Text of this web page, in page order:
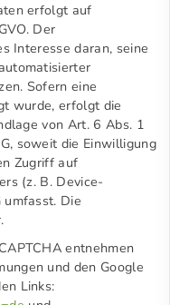
erfolgt auf
Der
Interesse daran, seine
Sofern eine
wurde, erfolgt die
von Art. 6 Abs. 1
soweit die Einwilligung
Zugriff auf
(z. B. Device-
umfasst. Die
entnehmen
und den Google
Links: